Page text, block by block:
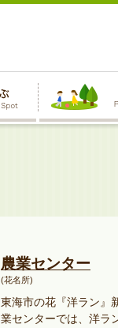
農業センター
(花名所)
東海市の花『洋ラン』
業センターでは、洋ラ